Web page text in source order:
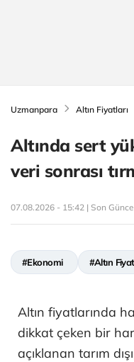
Uzmanpara Altın Fiyatları
Altında sert
veri sonrası
07.08.2026 - 15:42 | Son
#Ekonomi #Altın
Altın fiyatlarında
dikkat çeken bir
açıklanan tarım